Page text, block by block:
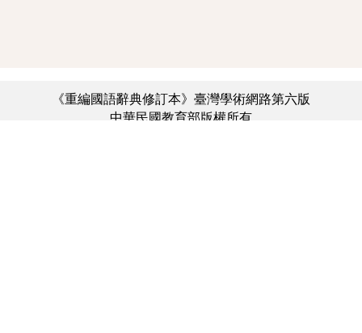
《重編國語辭典修訂本》臺灣學術網路第六版
中華民國教育部版權所有